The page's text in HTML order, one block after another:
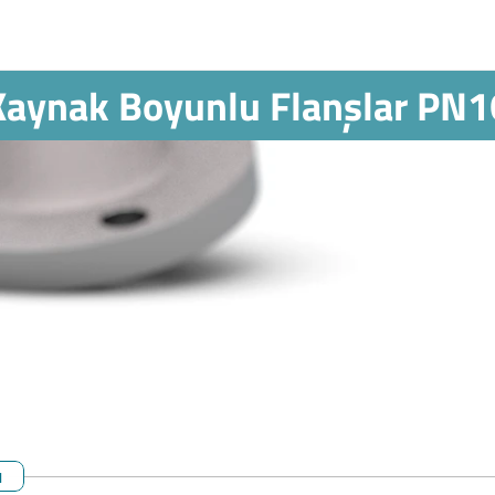
Boyunlu Flanşlar